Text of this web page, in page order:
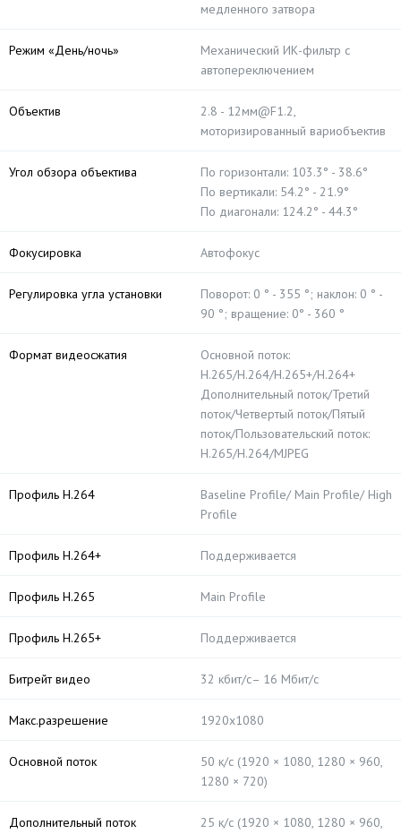
медленного затвора
Режим «День/ночь»
Механический ИК-фильтр с
автопереключением
Объектив
2.8 - 12мм@F1.2,
моторизированный вариобъектив
Угол обзора объектива
По горизонтали: 103.3° - 38.6°
По вертикали: 54.2° - 21.9°
По диагонали: 124.2° - 44.3°
Фокусировка Автофокус
Регулировка угла установки
Поворот: 0 ° - 355 °; наклон: 0 ° -
90 °; вращение: 0° - 360 °
Формат видеосжатия
Основной поток:
H.265/H.264/H.265+/H.264+
Дополнительный поток/Третий
поток/Четвертый поток/Пятый
поток/Пользовательский поток:
H.265/H.264/MJPEG
Профиль H.264
Baseline Profile/ Main Profile/ High
Profile
Профиль H.264+ Поддерживается
Профиль H.265 Main Profile
Профиль H.265+ Поддерживается
Битрейт видео 32 кбит/с– 16 Мбит/с
Макс.разрешение 1920х1080
Основной поток
50 к/с (1920 × 1080, 1280 × 960,
1280 × 720)
Дополнительный поток 25 к/с (1920 × 1080, 1280 × 960,